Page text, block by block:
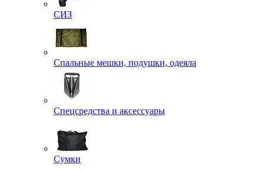
СИЗ
Спальные мешки, подушки, одеяла
Спецсредства и аксессуары
Сумки